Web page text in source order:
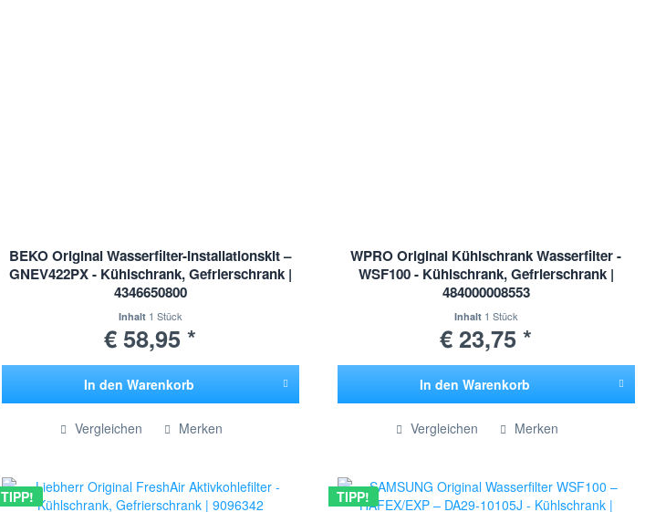
BEKO Original Wasserfilter-Installationskit –
GNEV422PX - Kühlschrank, Gefrierschrank |
4346650800
Inhalt 1 Stück
€ 58,95 *
In den Warenkorb
Hinzugefügt
Vergleichen Merken
WPRO Original Kühlschrank Wasserfilter -
WSF100 - Kühlschrank, Gefrierschrank |
484000008553
Inhalt 1 Stück
€ 23,75 *
In den Warenkorb
Hinzugefügt
Vergleichen Merken
TIPP! TIPP!